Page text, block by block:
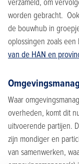
verzameld, om
worden gebracht.
de bouwhub in
oplossingen zoals
van de HAN en
Waar
overheden, komt dit
uitvoerende partijen.
zijn mondiger en
van samenwerken,